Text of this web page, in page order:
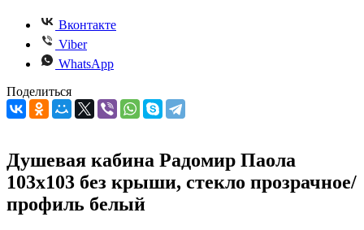
Вконтакте
Viber
WhatsApp
Поделиться
Душевая кабина Радомир Паола
103х103 без крыши, стекло прозрачное/
профиль белый